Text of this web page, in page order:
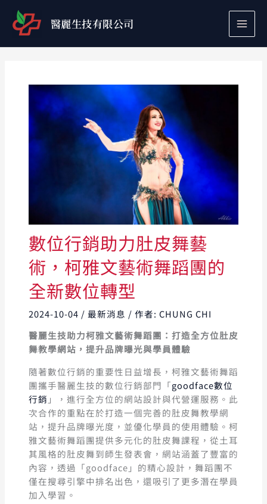
要
醫麗生技有限公司
數位行銷助力肚皮舞藝
術，柯雅文藝術舞蹈團的
全新數位轉型
2024-10-04 / 最新消息 / 作者: CHUNG CHI
醫麗生技助力柯雅文藝術舞蹈團：打造全方位肚皮
舞教學網站，提升品牌曝光與學員體驗
隨著數位行銷的重要性日益增長，柯雅文藝術舞蹈
團攜手醫麗生技的數位行銷部門「goodface數位
行銷 」，進行全方位的網站設計與代營運服務。此
次合作的重點在於打造一個完善的肚皮舞教學網
站，提升品牌曝光度，並優化學員的使用體驗。柯
雅文藝術舞蹈團提供多元化的肚皮舞課程，從土耳
其風格的肚皮舞到師生發表會，網站涵蓋了豐富的
內容，透過「goodface」的精心設計，舞蹈團不
僅在搜尋引擎中排名出色，還吸引了更多潛在學員
加入學習。